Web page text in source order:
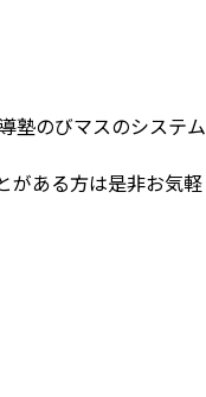
塾のびマスのシステム
がある方は是非お気軽